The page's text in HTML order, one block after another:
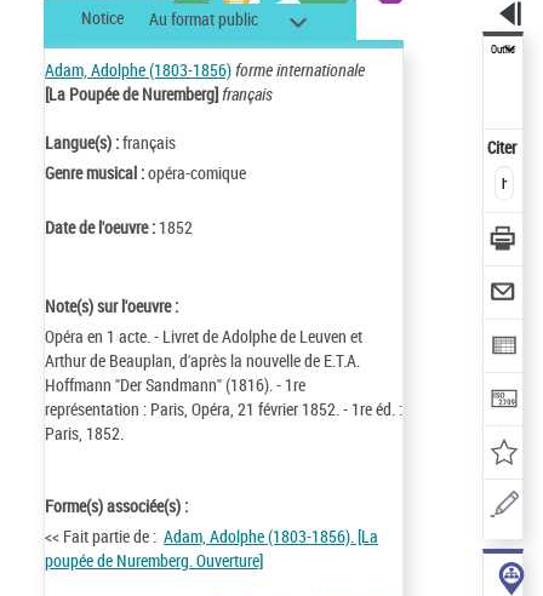
Notice Au format public
Adam, Adolphe (1803-1856)forme internationale
[La Poupée de Nuremberg]français
Langue(s) :français
Genre musical :opéra-comique
Date de l'oeuvre : 1852
Note(s) sur l'oeuvre :
Opéra en 1 acte. - Livret de Adolphe de Leuven et
Arthur de Beauplan, d'après la nouvelle de E.T.A.
Hoffmann "Der Sandmann" (1816). - 1re
représentation : Paris, Opéra, 21 février 1852. - 1re éd. :
Paris, 1852.
Forme(s) associée(s) :
<< Fait partie de : Adam, Adolphe (1803-1856). [La
poupée de Nuremberg. Ouverture]
Outils
Citer